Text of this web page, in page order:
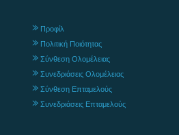
Προφίλ
Πολιτική Ποιότητας
Σύνθεση Ολομέλειας
Συνεδριάσεις Ολομέλειας
Σύνθεση Επταμελούς
Συνεδριάσεις Επταμελούς